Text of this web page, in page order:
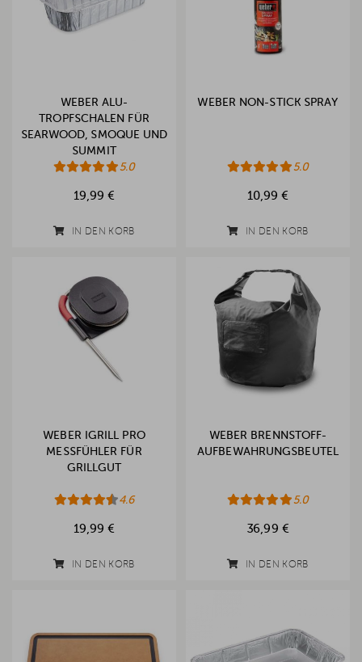
WEBER ALU-
TROPFSCHALEN FÜR
SEARWOOD, SMOQUE UND
SUMMIT
5.0
19,99 €
IN DEN KORB
WEBER NON-STICK SPRAY
5.0
10,99 €
IN DEN KORB
WEBER IGRILL PRO
MESSFÜHLER FÜR
GRILLGUT
4.6
19,99 €
IN DEN KORB
WEBER BRENNSTOFF-
AUFBEWAHRUNGSBEUTEL
5.0
36,99 €
IN DEN KORB